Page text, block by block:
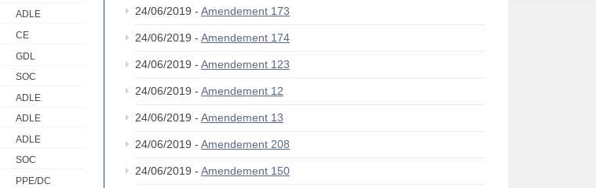
ADLE
CE
GDL
SOC
ADLE
ADLE
ADLE
SOC
PPE/DC
24/06/2019 - Amendement 173
24/06/2019 - Amendement 174
24/06/2019 - Amendement 123
24/06/2019 - Amendement 12
24/06/2019 - Amendement 13
24/06/2019 - Amendement 208
24/06/2019 - Amendement 150